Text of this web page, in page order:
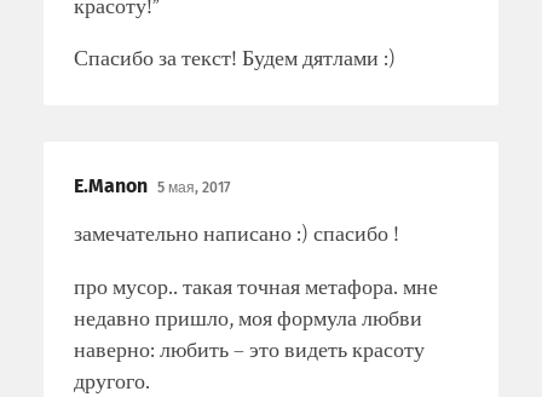
красоту!”
Спасибо за текст! Будем дятлами :)
E.Manon 5 мая, 2017
замечательно написано :) спасибо !
про мусор.. такая точная метафора. мне
недавно пришло, моя формула любви
наверно: любить – это видеть красоту
другого.